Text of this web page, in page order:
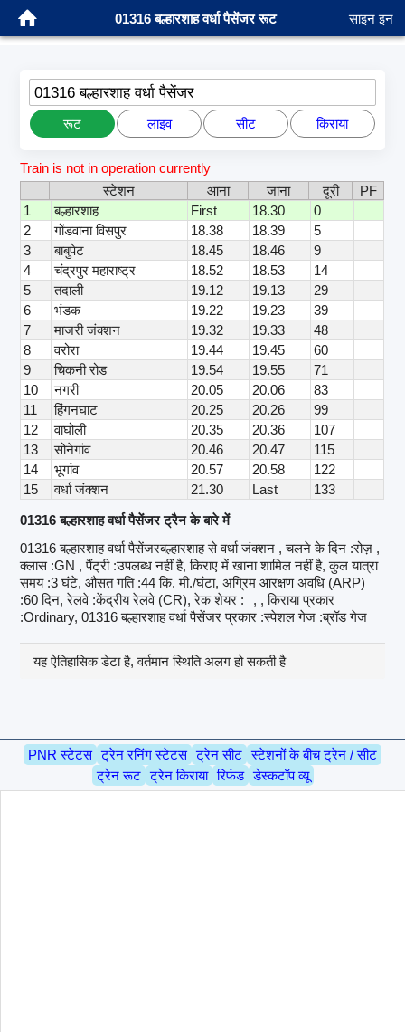
01316 बल्हारशाह वर्धा पैसेंजर रूट साइन इन
01316 बल्हारशाह वर्धा पैसेंजर
रूट लाइव सीट किराया
Train is not in operation currently
स्टेशन
आना जाना दूरी
PF
1
बल्हारशाह First 18.30
0
2
गोंडवाना विसपुर 18.38 18.39
5
3
बाबुपेट 18.45 18.46
9
4
चंद्रपुर महाराष्ट्र 18.52 18.53
14
5
तदाली 19.12 19.13
29
6
भंडक 19.22 19.23
39
7
माजरी जंक्शन 19.32 19.33
48
8
वरोरा 19.44 19.45
60
9
चिकनी रोड 19.54 19.55
71
10
नगरी 20.05 20.06
83
11
हिंगनघाट 20.25 20.26
99
12
वाघोली 20.35 20.36
107
13
सोनेगांव 20.46 20.47
115
14
भूगांव 20.57 20.58
122
15
वर्धा जंक्शन 21.30 Last
133
01316 बल्हारशाह वर्धा पैसेंजर ट्रैन के बारे में
01316 बल्हारशाह वर्धा पैसेंजरबल्हारशाह से वर्धा जंक्शन , चलने के दिन :रोज़ ,
क्लास :GN , पैंट्री :उपलब्ध नहीं है, किराए में खाना शामिल नहीं है, कुल यात्रा
समय :3 घंटे, औसत गति :44 कि. मी./घंटा, अग्रिम आरक्षण अवधि (ARP)
:60 दिन, रेलवे :केंद्रीय रेलवे (CR), रेक शेयर :
, , किराया प्रकार
:Ordinary, 01316 बल्हारशाह वर्धा पैसेंजर प्रकार :स्पेशल गेज :ब्रॉड गेज
यह ऐतिहासिक डेटा है, वर्तमान स्थिति अलग हो सकती है
PNR स्टेटस ट्रेन रनिंग स्टेटस ट्रेन सीट स्टेशनों के बीच ट्रेन / सीट
ट्रेन रूट ट्रेन किराया रिफंड डेस्कटॉप व्यू